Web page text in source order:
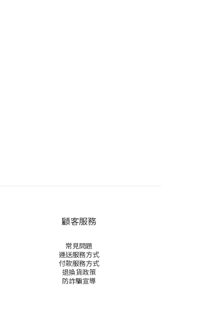
顧客服務
常見問題
運送服務方式
付款服務方式
退換貨政策
防詐騙宣導